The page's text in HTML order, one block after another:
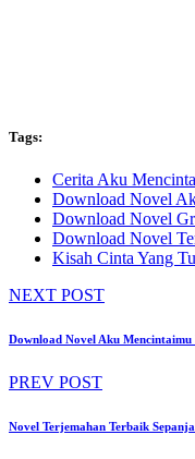
Tags:
Cerita Aku
Download Novel
Download Novel
Download Novel
Kisah Cinta Yang
NEXT POST
Download Novel Aku
PREV POST
Novel Terjemahan Terbaik